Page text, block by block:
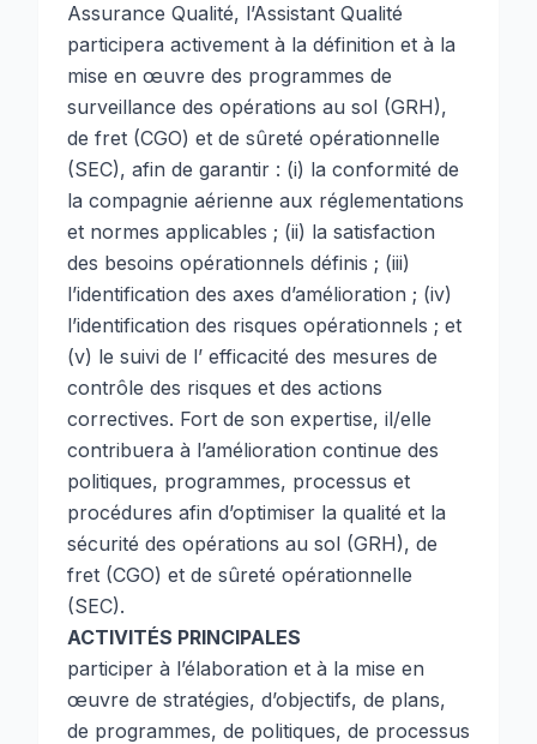
Assurance Qualité, l’Assistant Qualité
participera activement à la définition et à la
mise en œuvre des programmes de
surveillance des opérations au sol (GRH),
de fret (CGO) et de sûreté opérationnelle
(SEC), afin de garantir : (i) la conformité de
la compagnie aérienne aux réglementations
et normes applicables ; (ii) la satisfaction
des besoins opérationnels définis ; (iii)
l’identification des axes d’amélioration ; (iv)
l’identification des risques opérationnels ; et
(v) le suivi de l’ efficacité des mesures de
contrôle des risques et des actions
correctives. Fort de son expertise, il/elle
contribuera à l’amélioration continue des
politiques, programmes, processus et
procédures afin d’optimiser la qualité et la
sécurité des opérations au sol (GRH), de
fret (CGO) et de sûreté opérationnelle
(SEC).
ACTIVITÉS PRINCIPALES
participer à l’élaboration et à la mise en
œuvre de stratégies, d’objectifs, de plans,
de programmes, de politiques, de processus